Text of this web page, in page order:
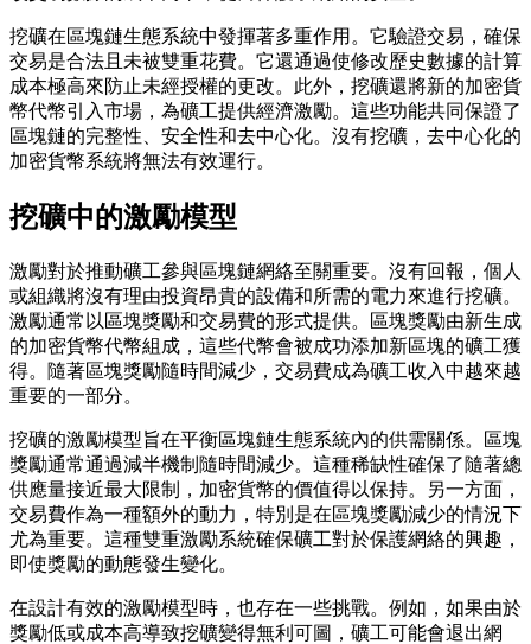
挖礦在區塊鏈生態系統中發揮著多重作用。它驗證交易，確保
交易是合法且未被雙重花費。它還通過使修改歷史數據的計算
成本極高來防止未經授權的更改。此外，挖礦還將新的加密貨
幣代幣引入市場，為礦工提供經濟激勵。這些功能共同保證了
區塊鏈的完整性、安全性和去中心化。沒有挖礦，去中心化的
加密貨幣系統將無法有效運行。
挖礦中的激勵模型
激勵對於推動礦工參與區塊鏈網絡至關重要。沒有回報，個人
或組織將沒有理由投資昂貴的設備和所需的電力來進行挖礦。
激勵通常以區塊獎勵和交易費的形式提供。區塊獎勵由新生成
的加密貨幣代幣組成，這些代幣會被成功添加新區塊的礦工獲
得。隨著區塊獎勵隨時間減少，交易費成為礦工收入中越來越
重要的一部分。
挖礦的激勵模型旨在平衡區塊鏈生態系統內的供需關係。區塊
獎勵通常通過減半機制隨時間減少。這種稀缺性確保了隨著總
供應量接近最大限制，加密貨幣的價值得以保持。另一方面，
交易費作為一種額外的動力，特別是在區塊獎勵減少的情況下
尤為重要。這種雙重激勵系統確保礦工對於保護網絡的興趣，
即使獎勵的動態發生變化。
在設計有效的激勵模型時，也存在一些挑戰。例如，如果由於
獎勵低或成本高導致挖礦變得無利可圖，礦工可能會退出網